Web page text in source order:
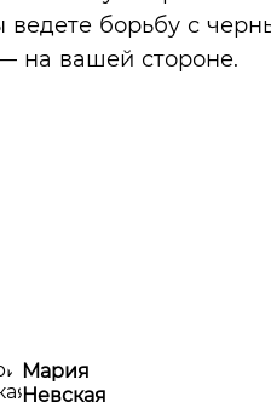
борьбу с
на вашей стороне.
Мария
Невская